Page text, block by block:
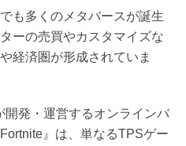
も多くのメタバースが誕生
ーの売買やカスタマイズな
経済圏が形成されていま
開発・運営するオンラインバ
』は、単なるTPSゲー